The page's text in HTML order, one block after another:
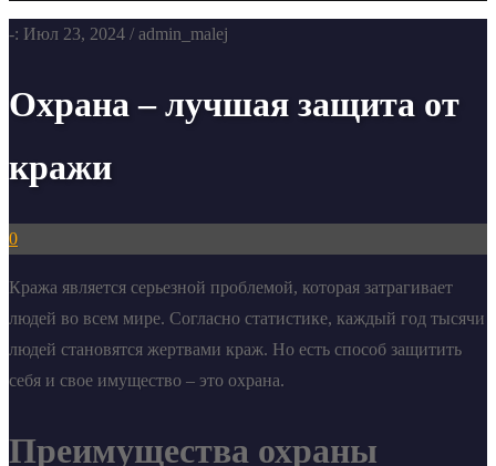
-: Июл 23, 2024 / admin_malej
Охрана – лучшая защита от
кражи
0
Кража является серьезной проблемой, которая затрагивает
людей во всем мире. Согласно статистике, каждый год тысячи
людей становятся жертвами краж. Но есть способ защитить
себя и свое имущество – это охрана.
Преимущества охраны